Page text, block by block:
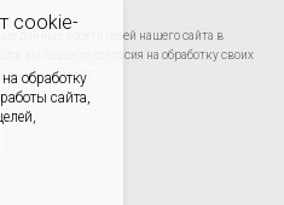
cookie-
обработку
сайта,
данные посетителей нашего сайта в
Если вы не даете согласия на обработку своих
наш сайт.